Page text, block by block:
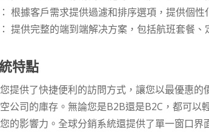
根據客戶需求提供過濾和排序選項，提供個性
提供完整的端到端解决方案，包括航班套餐
特點
提供了快捷便利的訪問方式，讓您以最優惠
公司的庫存。無論您是B2B還是B2C，都可
的影響力。全球分銷系統還提供了單一窗口